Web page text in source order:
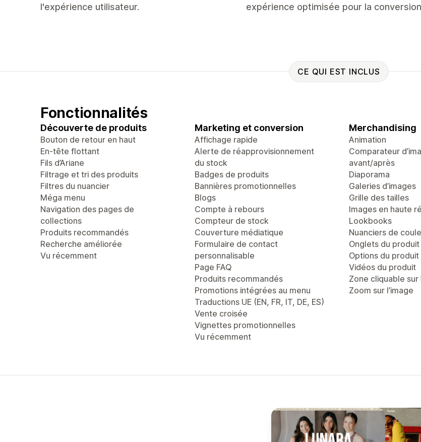
l'expérience utilisateur.
expérience optimisée pour la
CE QUI EST INCLUS
Fonctionnalités
Découverte de produits
Bouton de retour en haut
En-tête flottant
Fils d’Ariane
Filtrage et tri des produits
Filtres du nuancier
Méga menu
Navigation des pages de
collections
Produits recommandés
Recherche améliorée
Vu récemment
Marketing et conversion
Affichage rapide
Alerte de réapprovisionnement
du stock
Badges de produits
Bannières promotionnelles
Blogs
Compte à rebours
Compteur de stock
Couverture médiatique
Formulaire de contact
personnalisable
Page FAQ
Produits recommandés
Promotions intégrées au menu
Traductions UE (EN, FR, IT, DE, ES)
Vente croisée
Vignettes promotionnelles
Vu récemment
Merchandising
Animation
Comparateur
avant/après
Diaporama
Galeries d’images
Grille des tailles
Images en haute
Lookbooks
Nuanciers de
Onglets du produit
Options du produit
Vidéos du produit
Zone cliquable sur
Zoom sur l’image